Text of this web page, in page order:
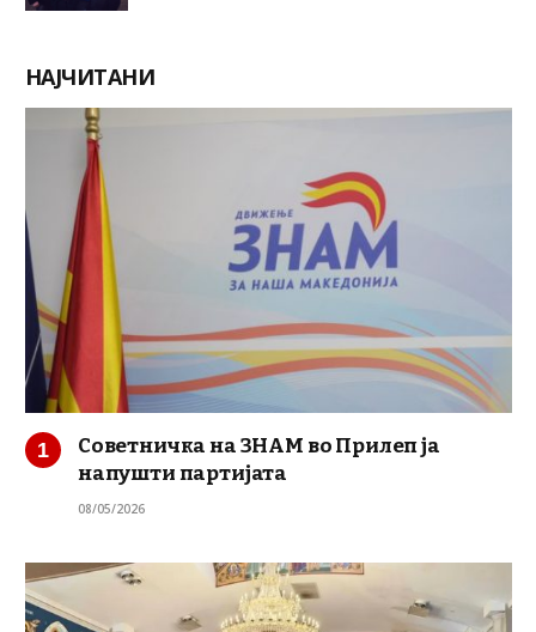
НАЈЧИТАНИ
Советничка на ЗНАМ во Прилеп ја
напушти партијата
08/05/2026